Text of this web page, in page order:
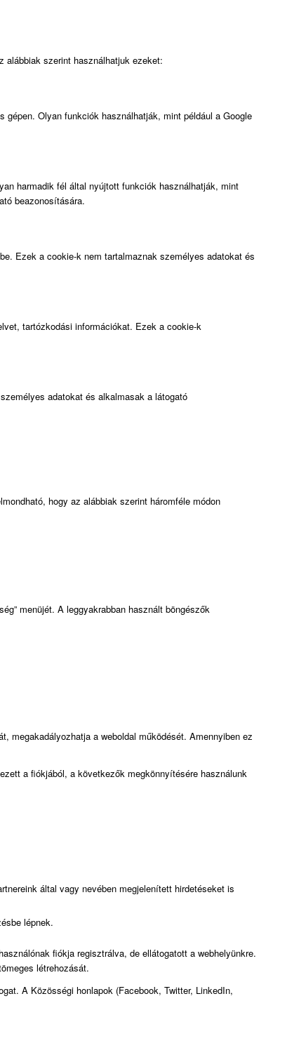
alábbiak szerint használhatjuk ezeket:
Olyan funkciók használhatják, mint például a Google
harmadik fél által nyújtott funkciók használhatják, mint
beazonosítására.
Ezek a cookie-k nem tartalmaznak személyes adatokat és
tartózkodási információkat. Ezek a cookie-k
adatokat és alkalmasak a látogató
hogy az alábbiak szerint háromféle módon
menüjét. A leggyakrabban használt böngészők
megakadályozhatja a weboldal működését. Amennyiben ez
a fiókjából, a következők megkönnyítésére használunk
által vagy nevében megjelenített hirdetéseket is
lépnek.
fiókja regisztrálva, de ellátogatott a webhelyünkre.
létrehozását.
A Közösségi honlapok (Facebook, Twitter, LinkedIn,